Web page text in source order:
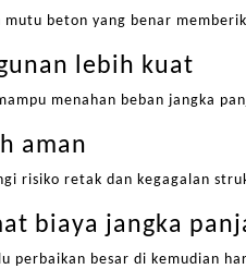
mutu beton yang benar
lebih kuat
menahan beban jangka
aman
risiko retak dan kegagalan
biaya jangka
perbaikan besar di kemudian